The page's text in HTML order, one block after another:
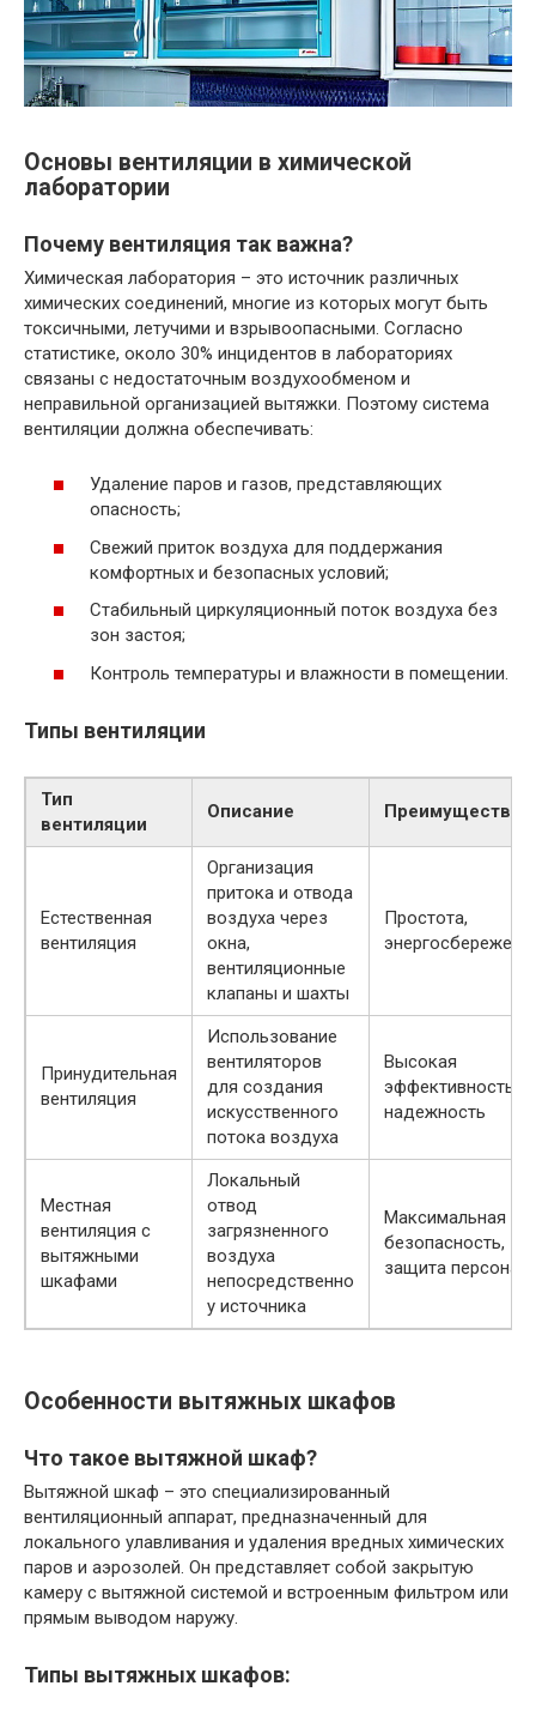
Основы вентиляции в химической
лаборатории
Почему вентиляция так важна?
Химическая лаборатория – это источник различных
химических соединений, многие из которых могут быть
токсичными, летучими и взрывоопасными. Согласно
статистике, около 30% инцидентов в лабораториях
связаны с недостаточным воздухообменом и
неправильной организацией вытяжки. Поэтому система
вентиляции должна обеспечивать:
Удаление паров и газов, представляющих
опасность;
Свежий приток воздуха для поддержания
комфортных и безопасных условий;
Стабильный циркуляционный поток воздуха без
зон застоя;
Контроль температуры и влажности в помещении.
Типы вентиляции
Тип
вентиляции
Описание Преимущества
Естественная
вентиляция
Организация
притока и отвода
воздуха через
окна,
вентиляционные
клапаны и шахты
Простота,
Принудительная
вентиляция
Использование
вентиляторов
для создания
искусственного
потока воздуха
Высокая
эффективность,
надежность
Местная
вентиляция с
вытяжными
шкафами
Локальный
отвод
загрязненного
воздуха
непосредственно
у источника
Максимальная
безопасность,
защита
Особенности вытяжных шкафов
Что такое вытяжной шкаф?
Вытяжной шкаф – это специализированный
вентиляционный аппарат, предназначенный для
локального улавливания и удаления вредных химических
паров и аэрозолей. Он представляет собой закрытую
камеру с вытяжной системой и встроенным фильтром или
прямым выводом наружу.
Типы вытяжных шкафов: